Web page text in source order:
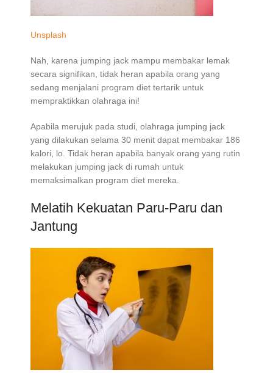
Unsplash
Nah, karena jumping jack mampu membakar lemak
secara signifikan, tidak heran apabila orang yang
sedang menjalani program diet tertarik untuk
mempraktikkan olahraga ini!
Apabila merujuk pada studi, olahraga jumping jack
yang dilakukan selama 30 menit dapat membakar 186
kalori, lo. Tidak heran apabila banyak orang yang rutin
melakukan jumping jack di rumah untuk
memaksimalkan program diet mereka.
Melatih Kekuatan Paru-Paru dan
Jantung